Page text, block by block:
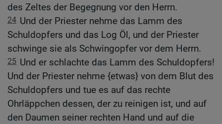
des Zeltes der Begegnung vor den Herrn.
24 Und der Priester nehme das Lamm des
Schuldopfers und das Log Öl, und der Priester
schwinge sie als Schwingopfer vor dem Herrn.
25 Und er schlachte das Lamm des Schuldopfers!
Und der Priester nehme {etwas} von dem Blut des
Schuldopfers und tue es auf das rechte
Ohrläppchen dessen, der zu reinigen ist, und auf
den Daumen seiner rechten Hand und auf die